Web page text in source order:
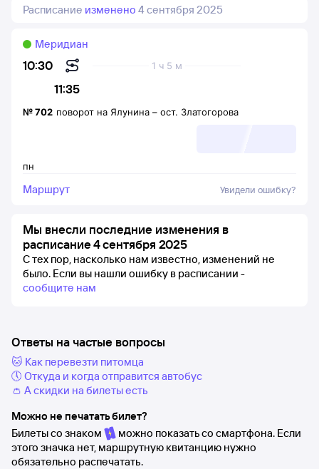
Расписание изменено 4 сентября 2025
10:30
11:35
1 ч 5 м
Меридиан
пн
№702 поворот на Ялунина – ост. Златогорова
Маршрут Увидели ошибку?
Мы внесли последние изменения в
расписание 4 сентября 2025
С тех пор, насколько нам известно, изменений не
было. Если вы нашли ошибку в расписании -
сообщите нам
Ответы на частые вопросы
🐱 Как перевезти питомца
🕔 Откуда и когда отправится автобус
👛 А скидки на билеты есть
Можно не печатать билет?
Билеты со знаком
можно показать со смартфона. Если
этого значка нет, маршрутную квитанцию нужно
обязательно распечатать.